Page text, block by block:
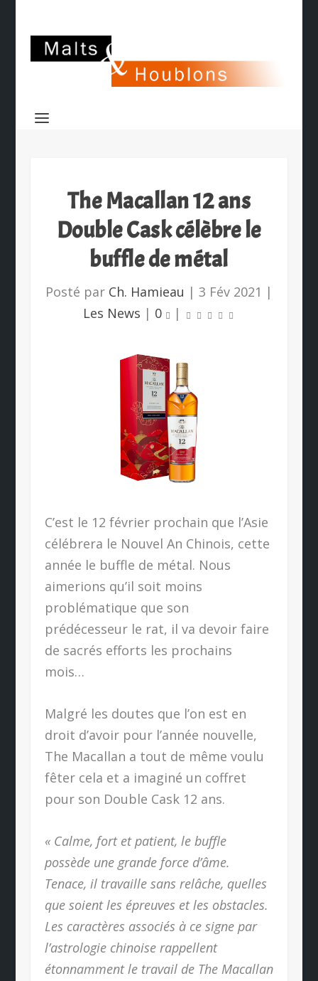
The Macallan 12 ans
Double Cask célèbre le
buffle de métal
Posté par Ch. Hamieau | 3 Fév 2021 |
Les News | 0 |
C’est le 12 février prochain que l’Asie
célébrera le Nouvel An Chinois, cette
année le buffle de métal. Nous
aimerions qu’il soit moins
problématique que son
prédécesseur le rat, il va devoir faire
de sacrés efforts les prochains
mois…
Malgré les doutes que l’on est en
droit d’avoir pour l’année nouvelle,
The Macallan a tout de même voulu
fêter cela et a imaginé un coffret
pour son Double Cask 12 ans.
« Calme, fort et patient, le buffle
possède une grande force d’âme.
Tenace, il travaille sans relâche, quelles
que soient les épreuves et les obstacles.
Les caractères associés à ce signe par
l’astrologie chinoise rappellent
étonnamment le travail de The Macallan